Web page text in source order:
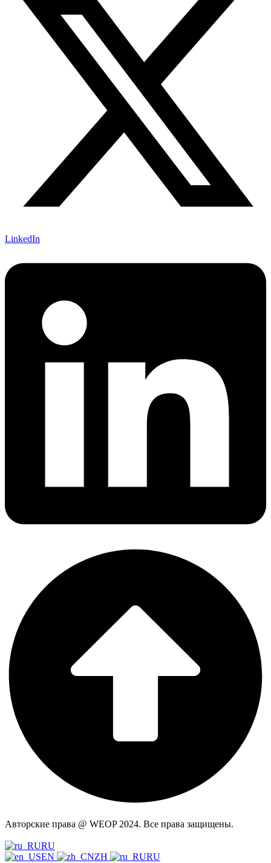
LinkedIn
Авторские права @ WEOP 2024. Все права защищены.
RU
EN
ZH RU